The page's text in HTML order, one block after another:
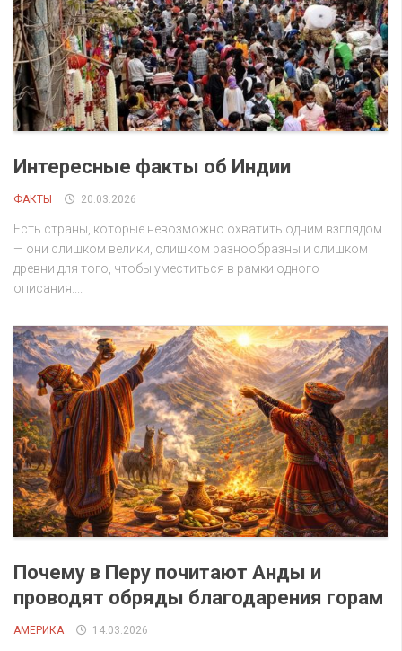
Интересные факты об Индии
ФАКТЫ 20.03.2026
Есть страны, которые невозможно охватить одним взглядом
— они слишком велики, слишком разнообразны и слишком
древни для того, чтобы уместиться в рамки одного
описания....
Почему в Перу почитают Анды и
проводят обряды благодарения горам
АМЕРИКА 14.03.2026